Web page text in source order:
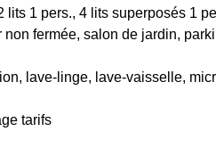
lits 1 pers., 4 lits superposés 1
fermée, salon de jardin,
lave-linge, lave-vaisselle,
tarifs